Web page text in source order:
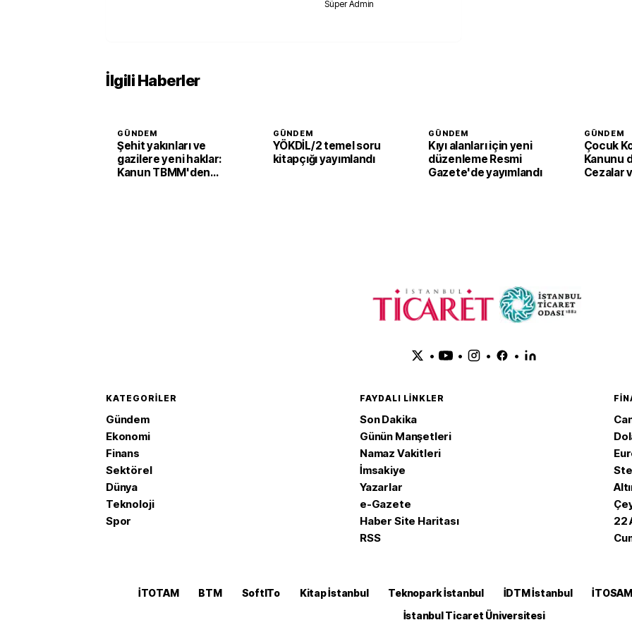
Süper Admin
İlgili Haberler
GÜNDEM
Şehit yakınları ve
gazilere yeni haklar:
Kanun TBMM'den
GÜNDEM
YÖKDİL/2 temel soru
kitapçığı yayımlandı
GÜNDEM
Kıyı alanları için yeni
düzenleme Resmi
Gazete'de yayımlandı
GÜNDEM
Çocuk
Kanunu
Cezalar
• • • •
KATEGORILER
Gündem
Ekonomi
Finans
Sektörel
Dünya
Teknoloji
Spor
FAYDALI LINKLER
Son Dakika
Günün Manşetleri
Namaz Vakitleri
İmsakiye
Yazarlar
e-Gazete
Haber Site Haritası
RSS
22
İTOTAM BTM SoftITo Kitap İstanbul Teknopark İstanbul İDTM İstanbul İTOSAM
İstanbul Ticaret Üniversitesi